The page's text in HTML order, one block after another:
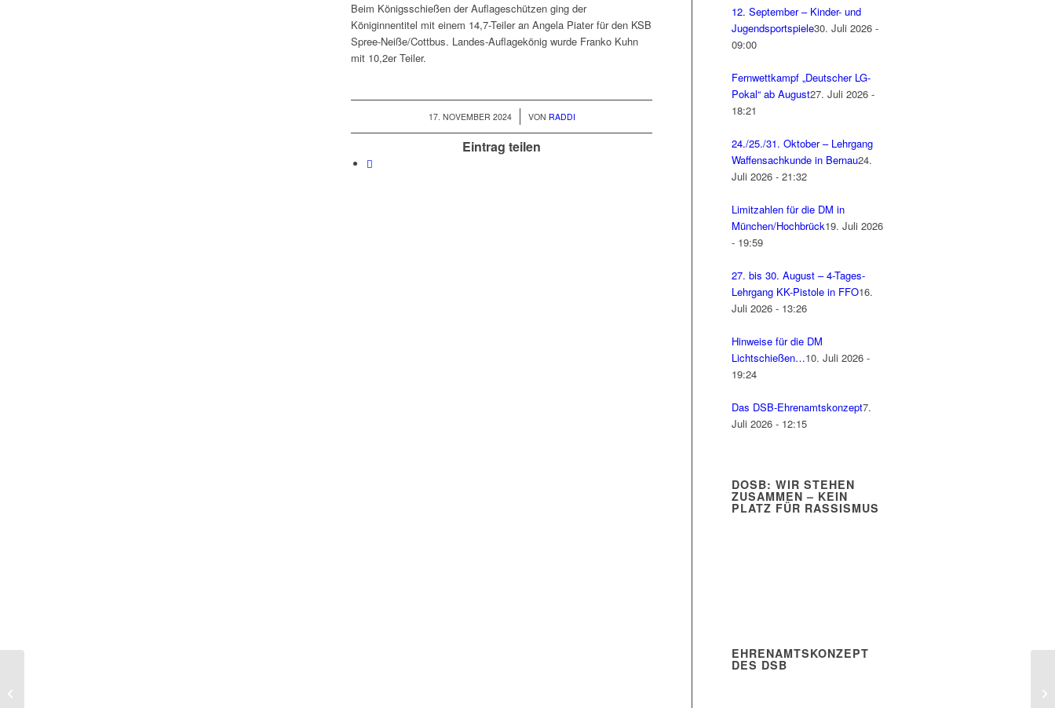
Beim Königsschießen der Auflageschützen ging der
Königinnentitel mit einem 14,7-Teiler an Angela Piater für den KSB
Spree-Neiße/Cottbus. Landes-Auflagekönig wurde Franko Kuhn
mit 10,2er Teiler.
17. NOVEMBER 2024
/ VON RADDI
Eintrag teilen
12. September – Kinder- und
Jugendsportspiele30. Juli 2026 -
09:00
Fernwettkampf „Deutscher LG-
Pokal“ ab August27. Juli 2026 -
18:21
24./25./31. Oktober – Lehrgang
Waffensachkunde in Bernau24.
Juli 2026 - 21:32
Limitzahlen für die DM in
München/Hochbrück19. Juli 2026
- 19:59
27. bis 30. August – 4-Tages-
Lehrgang KK-Pistole in FFO16.
Juli 2026 - 13:26
Hinweise für die DM
Lichtschießen…10. Juli 2026 -
19:24
Das DSB-Ehrenamtskonzept7.
Juli 2026 - 12:15
DOSB: WIR STEHEN
ZUSAMMEN – KEIN
PLATZ FÜR RASSISMUS
EHRENAMTSKONZEPT
DES DSB